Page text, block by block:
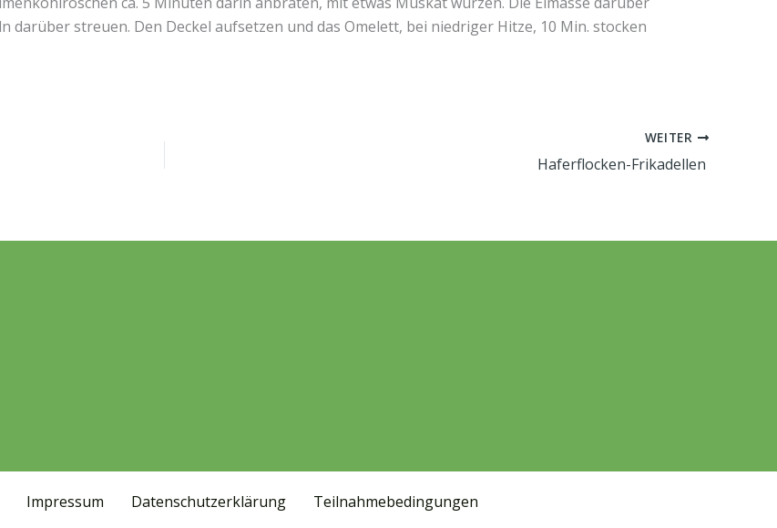
streuen. Den Deckel aufsetzen und das Omelett, bei niedriger Hitze, 10 Min. stocken
WEITER
Haferflocken-Frikadellen
Impressum Datenschutzerklärung Teilnahmebedingungen